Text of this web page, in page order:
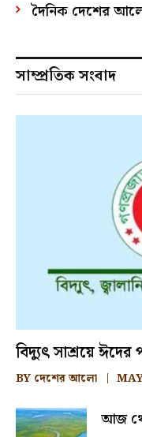
দৈনিক দেশের
সাম্প্রতিক সংবাদ
বিদ্যুৎ সাশ্রয়ে
BY দেশের আলো
আজ